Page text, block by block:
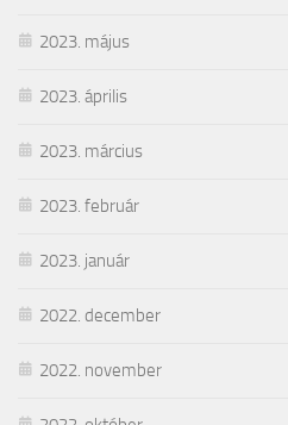
2023. május
2023. április
2023. március
2023. február
2023. január
2022. december
2022. november